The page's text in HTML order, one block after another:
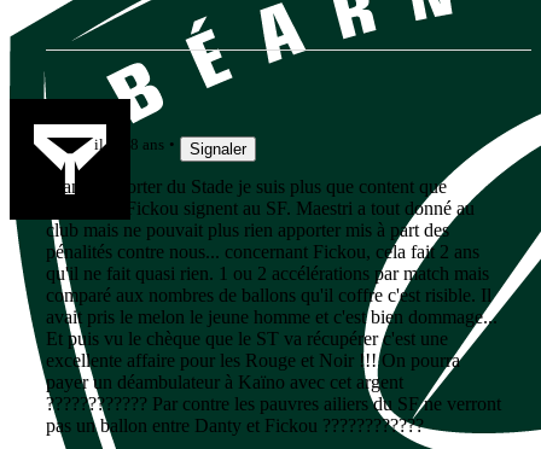
il y a 8 ans Signaler
Étant supporter du Stade je suis plus que content que
Maestri et Fickou signent au SF. Maestri a tout donné au
club mais ne pouvait plus rien apporter mis à part des
pénalités contre nous... concernant Fickou, cela fait 2 ans
qu'il ne fait quasi rien. 1 ou 2 accélérations par match mais
comparé aux nombres de ballons qu'il coffre c'est risible. Il
avait pris le melon le jeune homme et c'est bien dommage...
Et puis vu le chèque que le ST va récupérer c'est une
excellente affaire pour les Rouge et Noir !!! On pourra
payer un déambulateur à Kaïno avec cet argent
???????????? Par contre les pauvres ailiers du SF ne verront
pas un ballon entre Danty et Fickou ????????????